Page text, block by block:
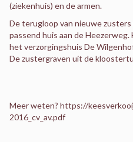
(ziekenhuis) en de armen.
De terugloop van nieuwe zusters
passend huis aan de
het verzorgingshuis De
De zustergraven uit de
Meer weten? https://
2016_cv_av.pdf